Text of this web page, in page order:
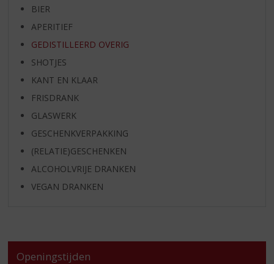
BIER
APERITIEF
GEDISTILLEERD OVERIG
SHOTJES
KANT EN KLAAR
FRISDRANK
GLASWERK
GESCHENKVERPAKKING
(RELATIE)GESCHENKEN
ALCOHOLVRIJE DRANKEN
VEGAN DRANKEN
Openingstijden